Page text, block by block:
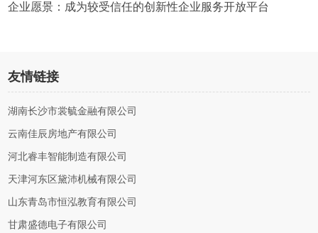
企业愿景：成为较受信任的创新性企业服务开放平台
友情链接
湖南长沙市裳毓金融有限公司
云南佳辰房地产有限公司
河北睿丰智能制造有限公司
天津河东区黛沛机械有限公司
山东青岛市恒泓教育有限公司
甘肃盛德电子有限公司